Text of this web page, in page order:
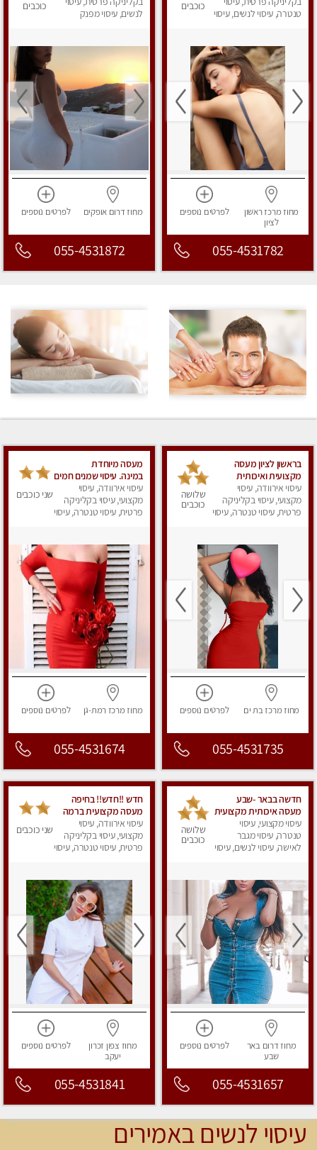
טנטרה, עיסוי לנשים, עיסוי
כוכבים
מחוז מרכזראשון
לציון
לפרטים נוספים
055-4531782
לנשים, עיסוי מפנק
כוכבים
מחוז דרום אופקים לפרטים נוספים
055-4531872
בראשון לציון מעסה
מקצועית ואיכותית
פרטי!!! ללא מין !!
עיסוי אירוודה, עיסוי
מקצועי, עיסוי בקליניקה
פרטית, עיסוי טנטרה, עיסוי
שלושה
כוכבים
מחוז מרכז בת ים לפרטים נוספים
055-4531735
מעסה מיוחדת
במינה. עיסוי שמנים חמים
עיסוי אירוודה, עיסוי
מקצועי, עיסוי בקליניקה
פרטית, עיסוי טנטרה, עיסוי
שני כוכבים
מחוז מרכז רמת-גן לפרטים נוספים
055-4531674
חדשה בבאר -שבע
מעסה איכותית מקצועית
ומפנקת
עיסוי מקצועי, עיסוי
טנטרה, עיסוי מגבר
לאישה, עיסוי לנשים, עיסוי
שלושה
כוכבים
מחוז דרום באר
שבע
לפרטים נוספים
055-4531657
חדש !!חדש!! בחיפה
מעסה מקצועית ברמה
גבוה
עיסוי אירוודה, עיסוי
מקצועי, עיסוי בקליניקה
פרטית, עיסוי טנטרה, עיסוי
שני כוכבים
מחוז צפון זכרון
יעקב
לפרטים נוספים
055-4531841
עיסוי לנשים באמירים